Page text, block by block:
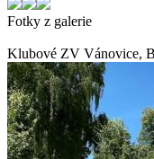
Fotky z galerie
Klubové ZV Vánovice,